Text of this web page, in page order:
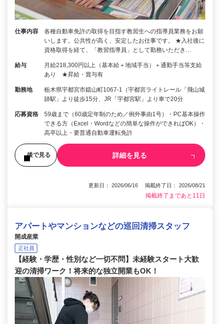
仕事内容
各種自動車免許の取得を目指す教習生への指導員業務をお願
いします。公共性が高く、安定したお仕事です。 ★入社後に
資格取得を経て、「教習指導員」として勤務いただき…
給与
月給218,300円以上（基本給＋地域手当）＋通勤手当等支給
あり ★昇給・賞与有
勤務地
栃木県宇都宮市鐺山町1067-1（宇都宮ライトレール「飛山城
跡駅」より徒歩15分、JR「宇都宮駅」より車で20分
応募資格
59歳まで（60歳定年制のため／例外事由1号）・PC基本操作
できる方（Excel・Wordなどの簡単な操作ができればOK）・
高卒以上・要普通自動車運転免許
後で見る 詳細を見る
更新日： 2026/06/16 掲載終了日： 2026/08/21
掲載終了まであと11日
アパートやマンションなどの巡回清掃スタッフ
開成産業
正社員
【経験・学歴・性別など一切不問】未経験スタート大歓
迎の清掃ワーク！将来的な独立開業もOK！